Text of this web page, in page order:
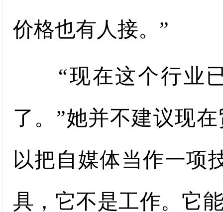
价格也有人接。”
“现在这个行业已
了。”她并不建议现
以把自媒体当作一项
具，它不是工作。它